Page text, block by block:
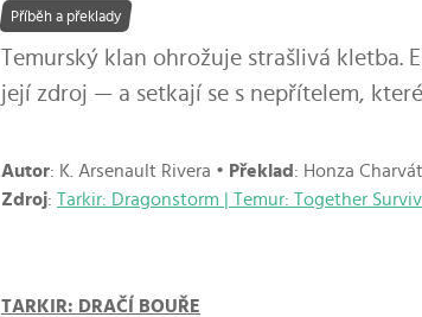
Příběh a překlady
Temurský klan ohrožuje strašlivá
její zdroj — a setkají se s nepřítelem,
Autor: K. Arsenault Rivera • Překlad : Honza Charvát
Zdroj: Tarkir: Dragonstorm | Temur: Together
TARKIR: DRAČÍ BOUŘE